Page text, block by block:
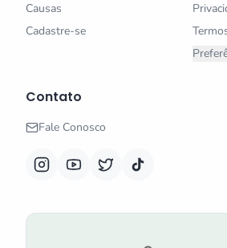
Causas
Cadastre-se
Contato
Fale Conosco